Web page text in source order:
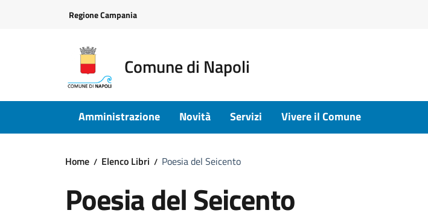
Regione Campania
Comune di Napoli
Amministrazione Novità Servizi Vivere il Comune
Home Elenco Libri Poesia del Seicento
Poesia del Seicento